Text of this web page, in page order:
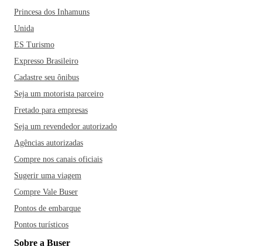
Princesa dos Inhamuns
Unida
ES Turismo
Expresso Brasileiro
Cadastre seu ônibus
Seja um motorista parceiro
Fretado para empresas
Seja um revendedor autorizado
Agências autorizadas
Compre nos canais oficiais
Sugerir uma viagem
Compre Vale Buser
Pontos de embarque
Pontos turísticos
Sobre a Buser